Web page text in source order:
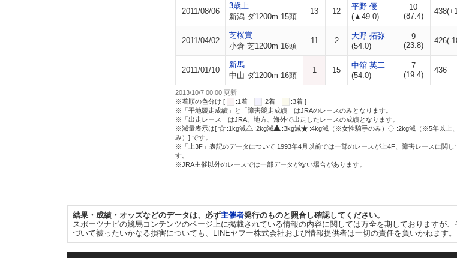
2011/08/06
3歳上
新潟 ダ1200m 15頭
13 12
平野 優
(▲49.0)
10
(87.4)
2011/04/02
芝桜賞
小倉 芝1200m 16頭
11 2
大野 拓弥
(54.0)
9
(23.8)
426(-
2011/01/10
新馬
中山 ダ1200m 16頭
1 15
中舘 英二
(54.0)
7
(19.4)
436
2013/10/7 00:00 更新
※着順の色分け [
:1着 :2着
:3着 ]
※「平地競走成績」と「障害競走成績」はJRAのレースのみとなります。
※「出走レース」はJRA、地方、海外で出走したレースの成績となります。
※減量表示は[
:1kg減 :2kg減 :3kg減 :4kg減（※女性騎手のみ）
:2kg減（※5年以上
み）] です。
※「上3F」表記のデータについて 1993年4月以前では一部のレースが上4F、障害レースに関
す。
※JRA主催以外のレースでは一部データがない場合があります。
結果・成績・オッズなどのデータは、必ず主催者発行のものと照合し確認してください。
スポーツナビの競馬コンテンツのページ上に掲載されている情報の内容に関しては万全を期しておりますが
づいて被ったいかなる損害についても、LINEヤフー株式会社および情報提供者は一切の責任を負いかねます。